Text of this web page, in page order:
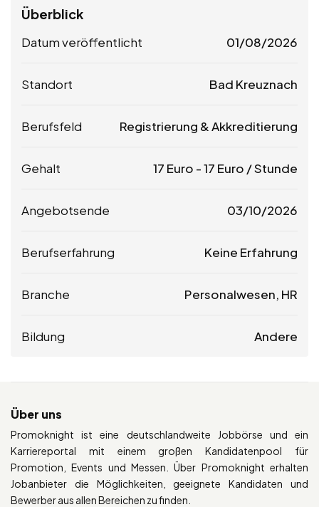
Überblick
Datum veröffentlicht 01/08/2026
Standort Bad Kreuznach
Berufsfeld Registrierung & Akkreditierung
Gehalt 17 Euro -17 Euro / Stunde
Angebotsende 03/10/2026
Berufserfahrung Keine Erfahrung
Branche Personalwesen, HR
Bildung Andere
Über uns
Promoknight ist eine deutschlandweite Jobbörse und ein
Karriereportal mit einem großen Kandidatenpool für
Promotion, Events und Messen. Über Promoknight erhalten
Jobanbieter die Möglichkeiten, geeignete Kandidaten und
Bewerber aus allen Bereichen zu finden.